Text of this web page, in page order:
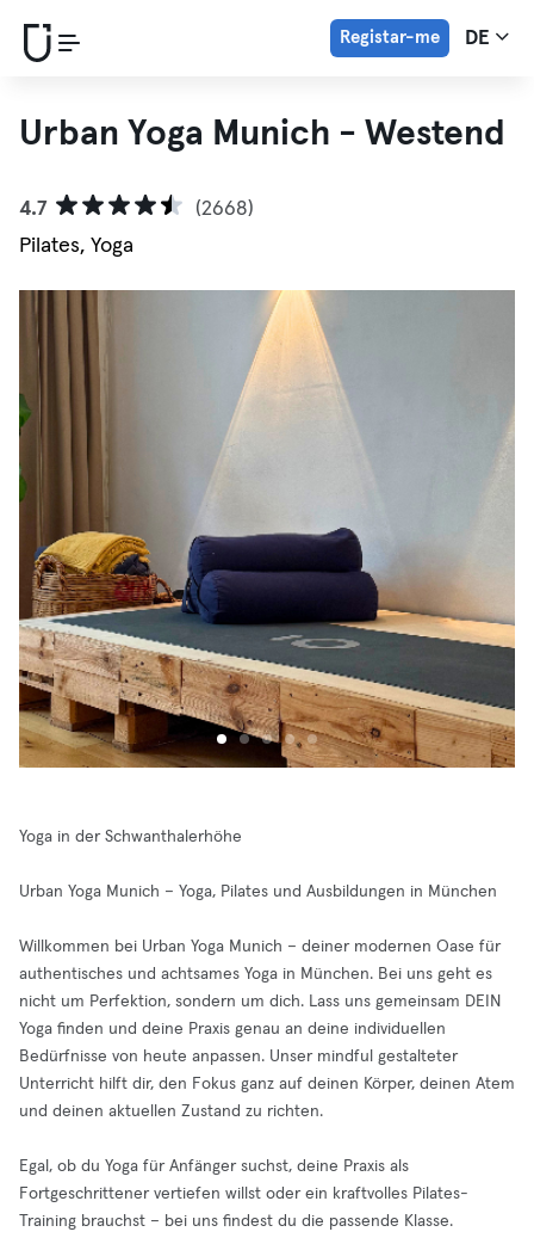
Registar-me DE
Urban Yoga Munich - Westend
4.7
(2668)
Pilates, Yoga
Yoga in der Schwanthalerhöhe
Urban Yoga Munich – Yoga, Pilates und Ausbildungen in München
Willkommen bei Urban Yoga Munich – deiner modernen Oase für
authentisches und achtsames Yoga in München. Bei uns geht es
nicht um Perfektion, sondern um dich. Lass uns gemeinsam DEIN
Yoga finden und deine Praxis genau an deine individuellen
Bedürfnisse von heute anpassen. Unser mindful gestalteter
Unterricht hilft dir, den Fokus ganz auf deinen Körper, deinen Atem
und deinen aktuellen Zustand zu richten.
Egal, ob du Yoga für Anfänger suchst, deine Praxis als
Fortgeschrittener vertiefen willst oder ein kraftvolles Pilates-
Training brauchst – bei uns findest du die passende Klasse.